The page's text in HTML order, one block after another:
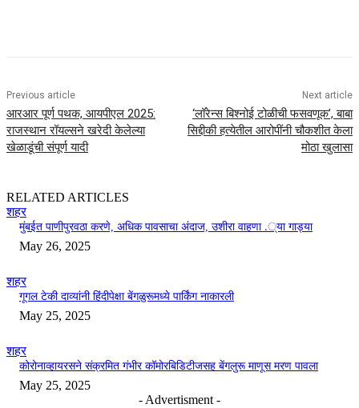
Previous article
आरआर पूर्ण पथक, आयपीएल 2025:
राजस्थान रॉयल्सने खरेदी केलेल्या
खेळाडूंची संपूर्ण यादी
Next article
‘लॉरेन्स बिश्नोई टोळीची फसवणूक’, बाबा
सिद्दीकी हत्येतील आरोपींनी चौकशीत केला
मोठा खुलासा
RELATED ARTICLES
शहर
मुंबईत पाणीपुरवठा करणे, अधिक पावसाचा अंदाज, उशीरा वाहणा .्या गाड्या
May 26, 2025
शहर
गूगल टेकी दाव्यांनी हिंदीपेक्षा बेंगळुरूमध्ये पार्किंग नाकारली
May 25, 2025
शहर
कोरोनाव्हायरसने संक्रमित गंभीर कॉमोरबिडिटीजसह बेंगलुरू माणूस मरण पावला
May 25, 2025
- Advertisment -